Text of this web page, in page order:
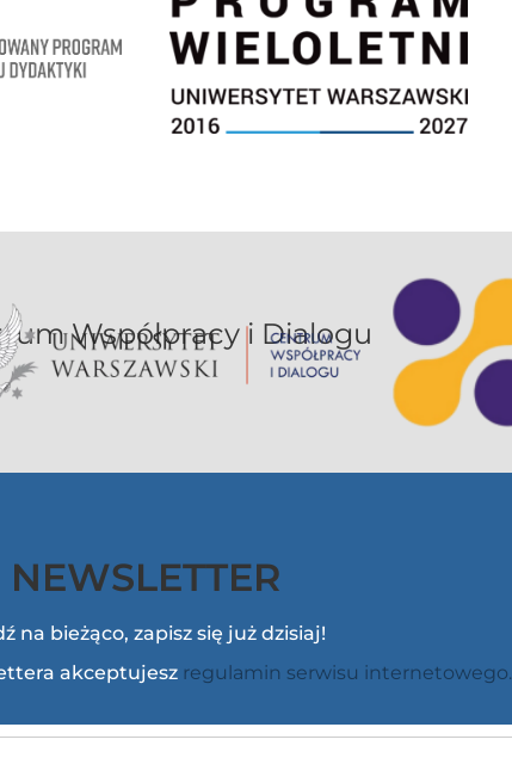
UW jest sekcją Centrum Współpracy i Dialogu
NEWSLETTER
na bieżąco, zapisz się już dzisiaj!
akceptujesz regulamin serwisu internetowego.